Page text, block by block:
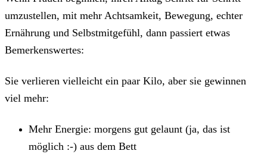
umzustellen, mit mehr Achtsamkeit, Bewegung, echter
Ernährung und Selbstmitgefühl, dann passiert etwas
Bemerkenswertes:
Sie verlieren vielleicht ein paar Kilo, aber sie gewinnen
viel mehr:
Mehr Energie: morgens gut gelaunt (ja, das ist
möglich :-) aus dem Bett